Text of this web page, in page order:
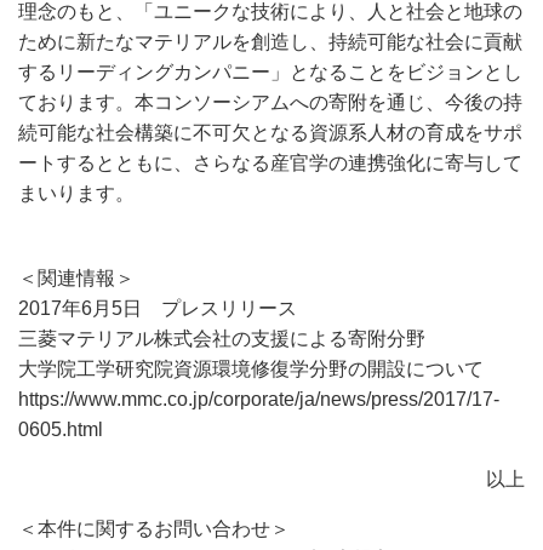
理念のもと、「ユニークな技術により、人と社会と地球の
ために新たなマテリアルを創造し、持続可能な社会に貢献
するリーディングカンパニー」となることをビジョンとし
ております。本コンソーシアムへの寄附を通じ、今後の持
続可能な社会構築に不可欠となる資源系人材の育成をサポ
ートするとともに、さらなる産官学の連携強化に寄与して
まいります。
＜関連情報＞
2017年6月5日 プレスリリース
三菱マテリアル株式会社の支援による寄附分野
大学院工学研究院資源環境修復学分野の開設について
https://www.mmc.co.jp/corporate/ja/news/press/2017/17-
0605.html
以上
＜本件に関するお問い合わせ＞